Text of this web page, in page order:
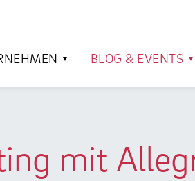
BLOG & EVENTS
mit